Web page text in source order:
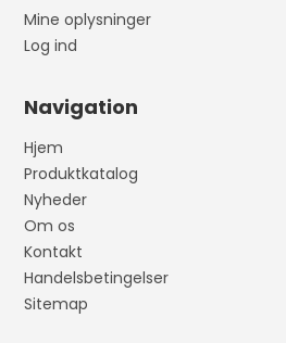
Mine oplysninger
Log ind
Navigation
Hjem
Produktkatalog
Nyheder
Om os
Kontakt
Handelsbetingelser
Sitemap